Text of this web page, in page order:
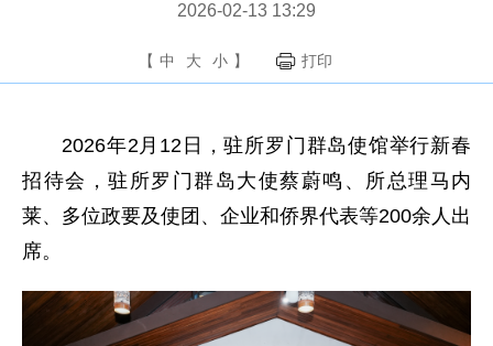
2026-02-13 13:29
【 中 大 小 】 打印
2026年2月12日，驻所罗门群岛使馆举行新春
招待会，驻所罗门群岛大使蔡蔚鸣、所总理马内
莱、多位政要及使团、企业和侨界代表等200余人出
席。